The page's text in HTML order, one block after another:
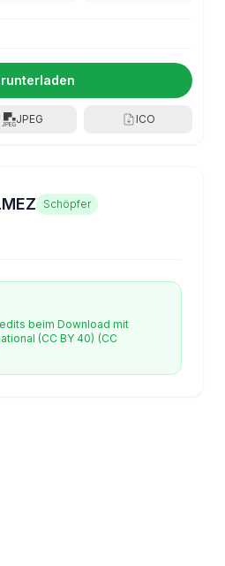
JPEG ICO
Schöpfer
beim Download mit
(CC BY 40) (CC